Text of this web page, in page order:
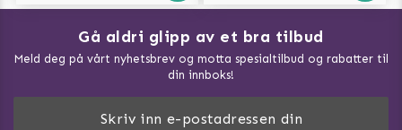
Gå aldri glipp av et bra tilbud
Meld deg på vårt nyhetsbrev og motta spesialtilbud og rabatter til
din innboks!